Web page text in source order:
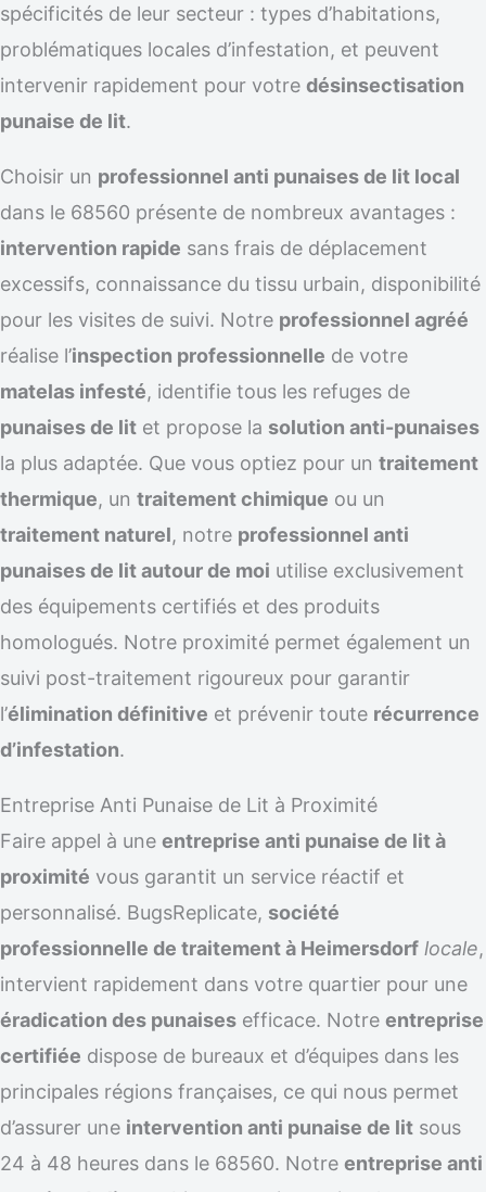
spécificités de leur secteur : types d’habitations,
problématiques locales d’infestation, et peuvent
intervenir rapidement pour votre désinsectisation
punaise de lit.
Choisir un professionnel anti punaises de lit local
dans le 68560 présente de nombreux avantages :
intervention rapide sans frais de déplacement
excessifs, connaissance du tissu urbain, disponibilité
pour les visites de suivi. Notre professionnel agréé
réalise l’inspection professionnelle de votre
matelas infesté, identifie tous les refuges de
punaises de lit et propose la solution anti-punaises
la plus adaptée. Que vous optiez pour un traitement
thermique, un traitement chimique ou un
traitement naturel, notre professionnel anti
punaises de lit autour de moi utilise exclusivement
des équipements certifiés et des produits
homologués. Notre proximité permet également un
suivi post-traitement rigoureux pour garantir
l’élimination définitive et prévenir toute récurrence
d’infestation.
Entreprise Anti Punaise de Lit à Proximité
Faire appel à une entreprise anti punaise de lit à
proximité vous garantit un service réactif et
personnalisé. BugsReplicate, société
professionnelle de traitement à Heimersdorf locale,
intervient rapidement dans votre quartier pour une
éradication des punaises efficace. Notre entreprise
certifiée dispose de bureaux et d’équipes dans les
principales régions françaises, ce qui nous permet
d’assurer une intervention anti punaise de lit sous
24 à 48 heures dans le 68560. Notre entreprise anti